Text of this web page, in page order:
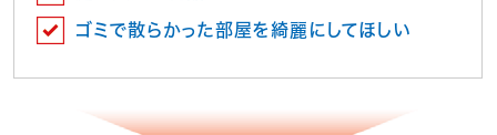
ゴミで散らかった部屋を綺麗にしてほしい